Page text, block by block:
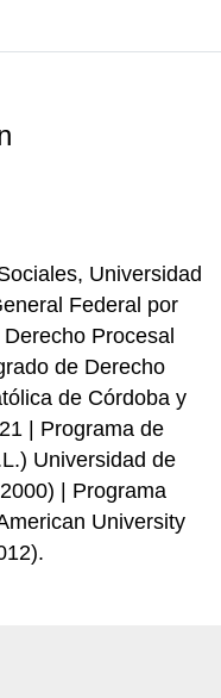
Universidad
Federal por
Procesal
de Derecho
de Córdoba y
| Programa de
Universidad de
| Programa
University